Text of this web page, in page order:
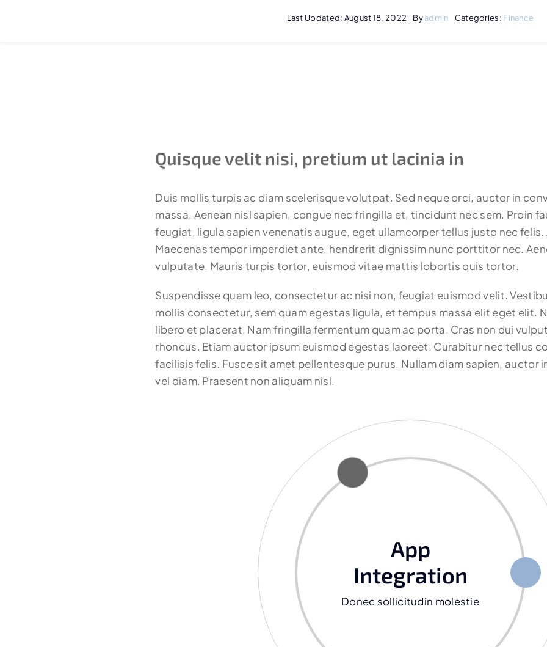
Last Updated: August 18, 2022 Byadmin Categories: Finance
Quisque velit nisi, pretium ut lacinia in
Duis mollis turpis ac diam scelerisque volutpat. Sed neque orci, auctor in
massa. Aenean nisl sapien, congue nec fringilla et, tincidunt nec sem. Proin
feugiat, ligula sapien venenatis augue, eget ullamcorper tellus justo nec felis.
Maecenas tempor imperdiet ante, hendrerit dignissim nunc porttitor nec.
vulputate. Mauris turpis tortor, euismod vitae mattis lobortis quis tortor.
Suspendisse quam leo, consectetur ac nisi non, feugiat euismod velit.
mollis consectetur, sem quam egestas ligula, et tempus massa elit eget elit.
libero et placerat. Nam fringilla fermentum quam ac porta. Cras non dui
rhoncus. Etiam auctor ipsum euismod egestas laoreet. Curabitur nec tellus
facilisis felis. Fusce sit amet pellentesque purus. Nullam diam sapien, auctor
vel diam. Praesent non aliquam nisl.
App
Integration
Donec sollicitudin molestie